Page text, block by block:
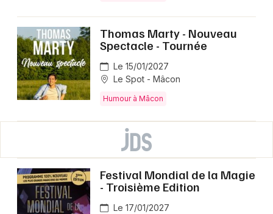
Thomas Marty - Nouveau
Spectacle - Tournée
Le 15/01/2027
Le Spot - Mâcon
Humour à Mâcon
Festival Mondial de la Magie
- Troisième Edition
Le 17/01/2027